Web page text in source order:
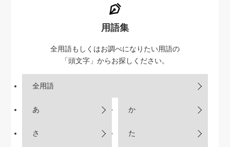
用語集
全用語もしくはお調べになりたい用語の
「頭文字」からお探しください。
全用語
あ か
さ た